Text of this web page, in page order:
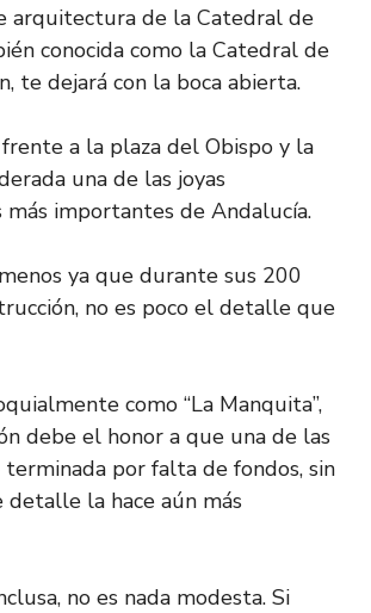
arquitectura de la Catedral de
conocida como la Catedral de
te dejará con la boca abierta.
a la plaza del Obispo y la
una de las joyas
más importantes de Andalucía.
ya que durante sus 200
no es poco el detalle que
como “La Manquita”,
debe el honor a que una de las
por falta de fondos, sin
detalle la hace aún más
no es nada modesta. Si